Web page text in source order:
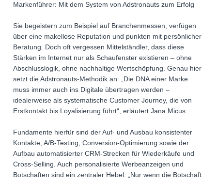
Markenführer: Mit dem System von Adstronauts zum Erfolg
Sie begeistern zum Beispiel auf Branchenmessen, verfügen
über eine makellose Reputation und punkten mit persönlicher
Beratung. Doch oft vergessen Mittelständler, dass diese
Stärken im Internet nur als Schaufenster existieren – ohne
Abschlusslogik, ohne nachhaltige Wertschöpfung. Genau hier
setzt die Adstronauts-Methodik an: „Die DNA einer Marke
muss immer auch ins Digitale übertragen werden –
idealerweise als systematische Customer Journey, die von
Erstkontakt bis Loyalisierung führt“, erläutert Jana Micus.
Fundamente hierfür sind der Auf- und Ausbau konsistenter
Kontakte, A/B-Testing, Conversion-Optimierung sowie der
Aufbau automatisierter CRM-Strecken für Wiederkäufe und
Cross-Selling. Auch personalisierte Werbeanzeigen und
Botschaften sind ein zentraler Hebel. „Nur wenn die Botschaft